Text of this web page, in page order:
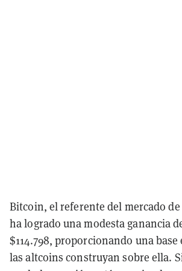
Bitcoin, el referente del mercado
ha logrado una modesta ganancia
$114.798, proporcionando una base
las altcoins construyan sobre ella.